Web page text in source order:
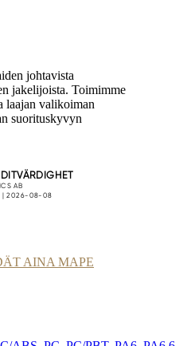
johtavista
jakelijoista. Toimimme
laajan valikoiman
suorituskyvyn
AINA MAPE